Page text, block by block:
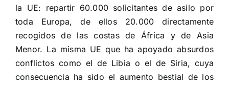
la UE: repartir 60.000 solicitantes de asilo por
toda Europa, de ellos 20.000 directamente
recogidos de las costas de África y de Asia
Menor. La misma UE que ha apoyado absurdos
conflictos como el de Libia o el de Siria, cuya
consecuencia ha sido el aumento bestial de los